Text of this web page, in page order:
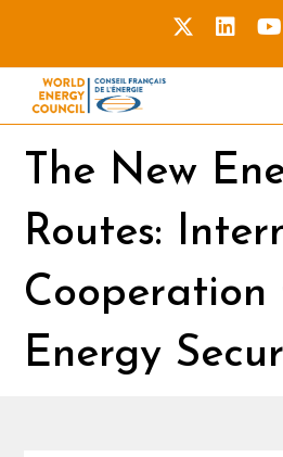
The New
Routes:
Cooperation
Energy